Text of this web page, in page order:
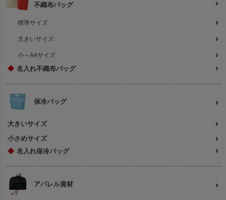
不織布バッグ
標準サイズ
大きいサイズ
小～A4サイズ
◆ 名入れ不織布バッグ
保冷バッグ
大きいサイズ
小さめサイズ
◆ 名入れ保冷バッグ
アパレル資材